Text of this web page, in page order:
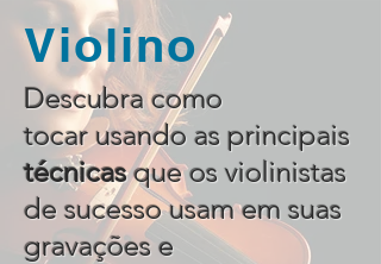
Violino
Descubra como
tocar usando as principais
técnicasque os violinistas
de sucesso usam em suas
gravações e